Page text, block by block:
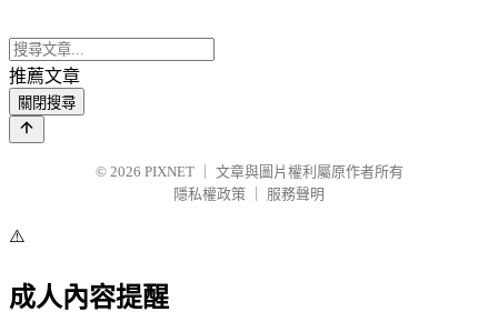
推薦文章
關閉搜尋
© 2026 PIXNET
文章與圖片權利屬原作者所有
隱私權政策
服務聲明
⚠️
成人內容提醒